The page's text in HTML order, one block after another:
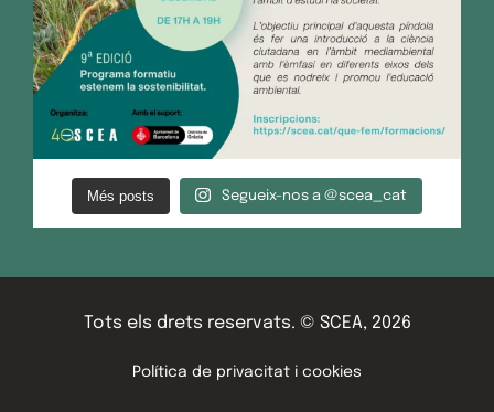
Més posts Segueix-nos a @scea_cat
Tots els drets reservats. © SCEA, 2026
Política de privacitat i cookies